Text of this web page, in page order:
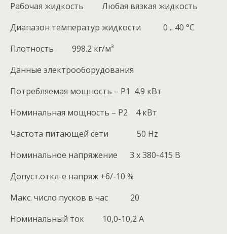
Рабочая жидкость Любая вязкая жидкость
Диапазон температур жидкости 0 .. 40 °C
Плотность 998.2 кг/м³
Данные электрооборудования
Потребляемая мощность – P1 4.9 кВт
Номинальная мощность – P2 4 кВт
Частота питающей сети 50 Hz
Номинальное напряжение 3 x 380-415 В
Допуст.откл-е напряж +6/-10 %
Макс. число пусков в час 20
Номинальный ток 10,0-10,2 A